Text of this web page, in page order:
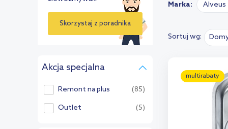
Skorzystaj z poradnika
Akcja specjalna
Remont na plus (85)
Outlet (5)
Marka: Alveus
Sortuj wg:
multirabaty